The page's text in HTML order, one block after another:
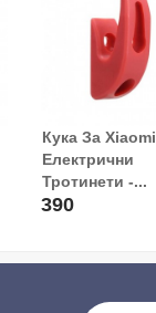
Кука За Xiaomi
Електрични
Тротинети -...
390
Додај Во Кошница!